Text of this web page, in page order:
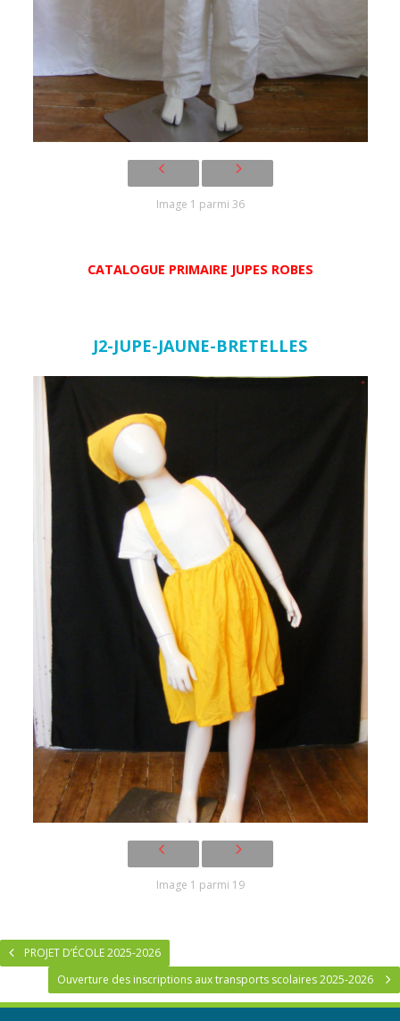
Image 1 parmi 36
CATALOGUE PRIMAIRE JUPES ROBES
J2-JUPE-JAUNE-BRETELLES
Image 1 parmi 19
PROJET D’ÉCOLE 2025-2026
Ouverture des inscriptions aux transports scolaires 2025-2026